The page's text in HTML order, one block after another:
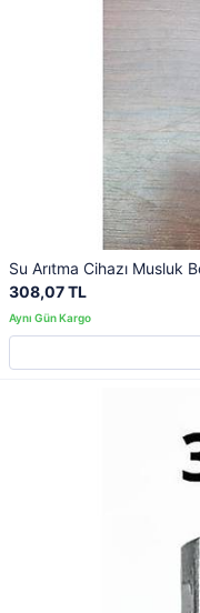
Su Arıtma Cihazı Musluk
308,07 TL